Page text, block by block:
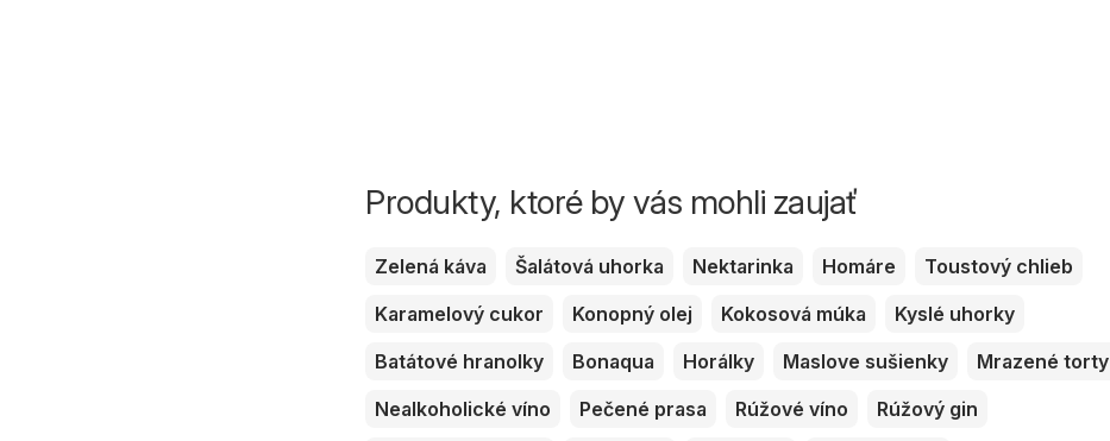
Produkty, ktoré by vás mohli zaujať
Zelená káva Šalátová uhorka Nektarinka Homáre
Toustový chlieb
Karamelový cukor
Konopný olej Kokosová múka
Kyslé uhorky
Batátové hranolky
Bonaqua Horálky Maslove sušienky
Mrazené torty
Nealkoholické víno
Pečené prasa Rúžové víno
Rúžový gin